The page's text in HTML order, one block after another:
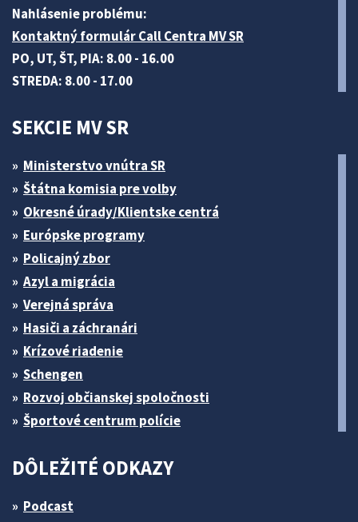
Nahlásenie problému:
Kontaktný formulár Call Centra MV SR
PO, UT, ŠT, PIA: 8.00 - 16.00
STREDA: 8.00 - 17.00
SEKCIE MV SR
Ministerstvo vnútra SR
Štátna komisia pre volby
Okresné úrady/Klientske centrá
Európske programy
Policajný zbor
Azyl a migrácia
Verejná správa
Hasiči a záchranári
Krízové riadenie
Schengen
Rozvoj občianskej spoločnosti
Športové centrum polície
DÔLEŽITÉ ODKAZY
Podcast